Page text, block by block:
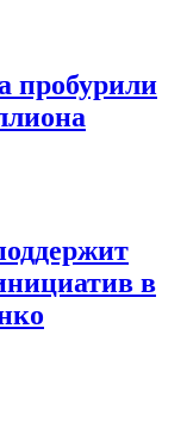
пробурили
в